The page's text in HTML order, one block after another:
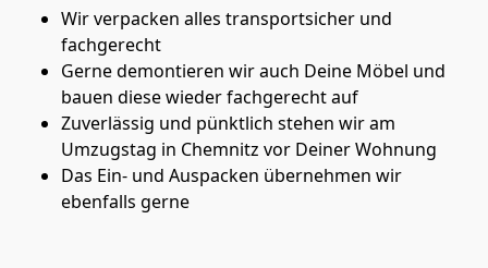
Wir verpacken alles transportsicher und
fachgerecht
Gerne demontieren wir auch Deine Möbel und
bauen diese wieder fachgerecht auf
Zuverlässig und pünktlich stehen wir am
Umzugstag in Chemnitz vor Deiner Wohnung
Das Ein- und Auspacken übernehmen wir
ebenfalls gerne